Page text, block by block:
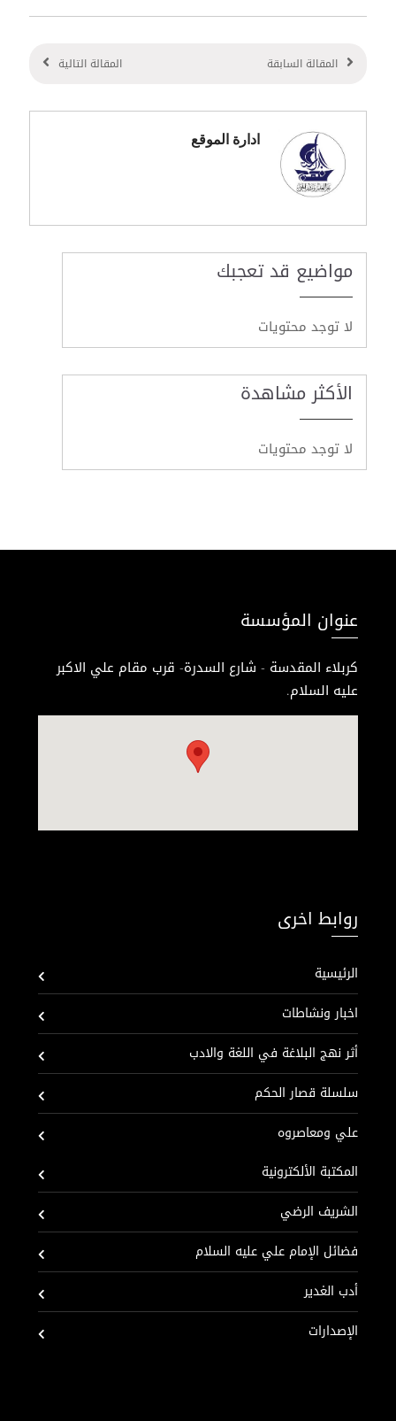
المقالة السابقة المقالة التالية
ادارة الموقع
مواضيع قد تعجبك
لا توجد محتويات
الأكثر مشاهدة
لا توجد محتويات
عنوان المؤسسة
كربلاء المقدسة - شارع السدرة- قرب مقام علي الاكبر
عليه السلام.
روابط اخرى
الرئيسية
اخبار ونشاطات
أثر نهج البلاغة في اللغة والادب
سلسلة قصار الحكم
علي ومعاصروه
المكتبة الألكترونية
الشريف الرضي
فضائل الإمام علي عليه السلام
أدب الغدير
الإصدارات